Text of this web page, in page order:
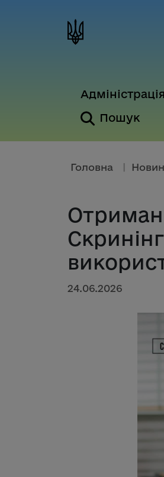
Адміністрація
Пошук
Головна
24.06.2026